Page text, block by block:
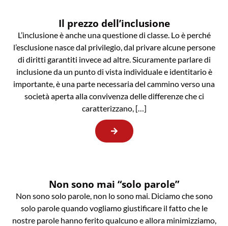
Il prezzo dell’inclusione
L’inclusione è anche una questione di classe. Lo è perché
l’esclusione nasce dal privilegio, dal privare alcune persone
di diritti garantiti invece ad altre. Sicuramente parlare di
inclusione da un punto di vista individuale e identitario è
importante, è una parte necessaria del cammino verso una
società aperta alla convivenza delle differenze che ci
caratterizzano, […]
Non sono mai “solo parole”
Non sono solo parole, non lo sono mai. Diciamo che sono
solo parole quando vogliamo giustificare il fatto che le
nostre parole hanno ferito qualcuno e allora minimizziamo,